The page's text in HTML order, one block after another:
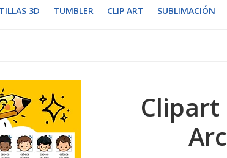
3D TUMBLER CLIP ART SUBLIMACIÓN
Clipart